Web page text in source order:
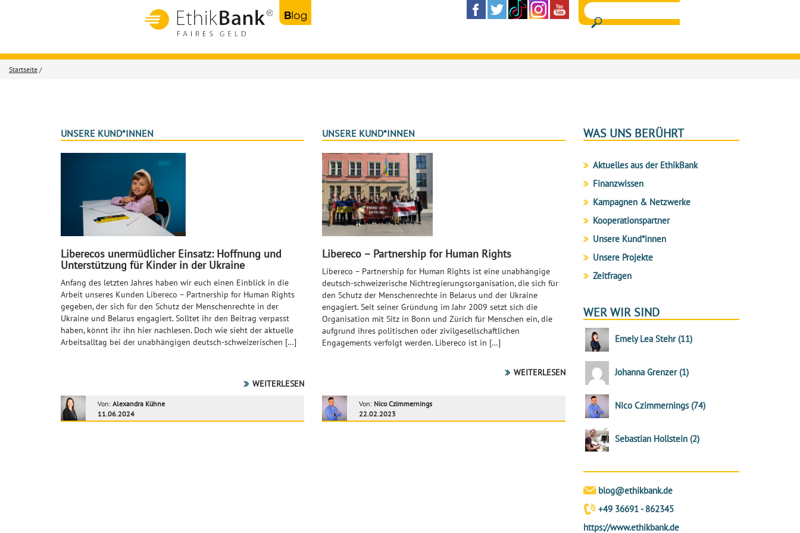
Startseite /
UNSERE KUND*INNEN
Liberecos unermüdlicher Einsatz: Hoffnung und
Unterstützung für Kinder in der Ukraine
Anfang des letzten Jahres haben wir euch einen Einblick in die
Arbeit unseres Kunden Libereco – Partnership for Human Rights
gegeben, der sich für den Schutz der Menschenrechte in der
Ukraine und Belarus engagiert. Solltet ihr den Beitrag verpasst
haben, könnt ihr ihn hier nachlesen. Doch wie sieht der aktuelle
Arbeitsalltag bei der unabhängigen deutsch-schweizerischen […]
WEITERLESEN
Von: Alexandra Kühne
11.06.2024
UNSERE KUND*INNEN
Libereco – Partnership for Human Rights
Libereco – Partnership for Human Rights ist eine unabhängige
deutsch-schweizerische Nichtregierungsorganisation, die sich für
den Schutz der Menschenrechte in Belarus und der Ukraine
engagiert. Seit seiner Gründung im Jahr 2009 setzt sich die
Organisation mit Sitz in Bonn und Zürich für Menschen ein, die
aufgrund ihres politischen oder zivilgesellschaftlichen
Engagements verfolgt werden. Libereco ist in […]
WEITERLESEN
Von: Nico Czimmernings
22.02.2023
WAS UNS BERÜHRT
Aktuelles aus der EthikBank
Finanzwissen
Kampagnen & Netzwerke
Kooperationspartner
Unsere Kund*innen
Unsere Projekte
Zeitfragen
WER WIR SIND
Emely Lea Stehr (11)
Johanna Grenzer (1)
Nico Czimmernings (74)
Sebastian Hollstein (2)
blog@ethikbank.de
+49 36691 - 862345
https://www.ethikbank.de